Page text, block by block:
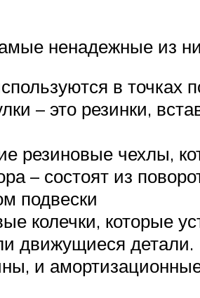
ненадежные из
в точках
– это резинки,
резиновые чехлы,
– состоят из
подвески
колечки, которые
движущиеся детали.
и